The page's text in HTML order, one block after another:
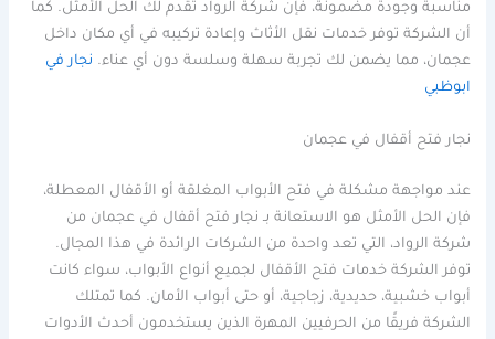
مناسبة وجودة مضمونة، فإن شركة الرواد تقدم لك الحل الأمثل. كما
أن الشركة توفر خدمات نقل الأثاث وإعادة تركيبه في أي مكان داخل
عجمان، مما يضمن لك تجربة سهلة وسلسة دون أي عناء. نجار في
ابوظبي
نجار فتح أقفال في عجمان
عند مواجهة مشكلة في فتح الأبواب المغلقة أو الأقفال المعطلة،
فإن الحل الأمثل هو الاستعانة بـ نجار فتح أقفال في عجمان من
شركة الرواد، التي تعد واحدة من الشركات الرائدة في هذا المجال.
توفر الشركة خدمات فتح الأقفال لجميع أنواع الأبواب، سواء كانت
أبواب خشبية، حديدية، زجاجية، أو حتى أبواب الأمان. كما تمتلك
الشركة فريقًا من الحرفيين المهرة الذين يستخدمون أحدث الأدوات